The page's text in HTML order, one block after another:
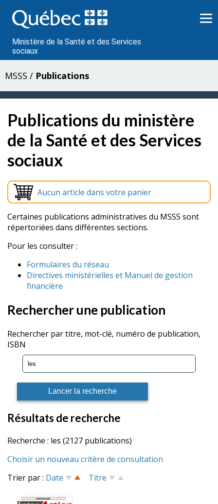
au
contenu
Ministère de la Santé et des Services
sociaux
MSSS / Publications
Publications du ministère
de la Santé et des Services
sociaux
Aucun article dans votre panier
Certaines publications administratives du MSSS sont
répertoriées dans différentes sections.
Pour les consulter :
Formulaires du réseau
Directives ministérielles et Manuel de gestion
financière
Rechercher une publication
Rechercher par titre, mot-clé, numéro de publication,
ISBN
Résultats de recherche
Recherche : les (2127 publications)
Choisir un nouveau critère de consultation
Trier par : Date Titre